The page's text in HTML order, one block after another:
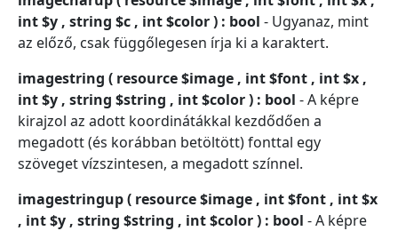
int $y , string $c , int $color ) : bool - Ugyanaz, mint
az előző, csak függőlegesen írja ki a karaktert.
imagestring ( resource $image , int $font , int $x ,
int $y , string $string , int $color ) : bool - A képre
kirajzol az adott koordinátákkal kezdődően a
megadott (és korábban betöltött) fonttal egy
szöveget vízszintesen, a megadott színnel.
imagestringup ( resource $image , int $font , int $x
, int $y , string $string , int $color ) : bool - A képre